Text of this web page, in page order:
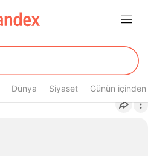
Dünya Siyaset Günün içinden